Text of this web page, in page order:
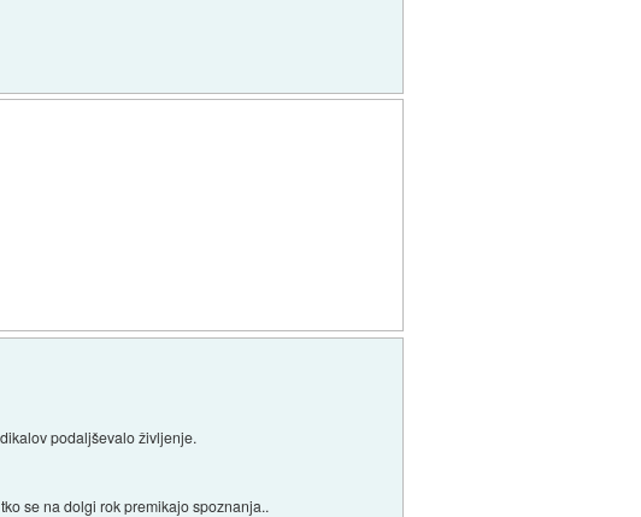
podaljševalo življenje.
se na dolgi rok premikajo spoznanja..